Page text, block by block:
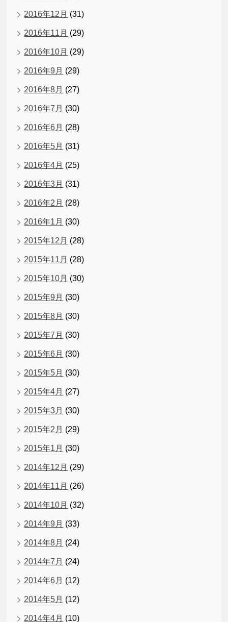
2016年12月 (31)
2016年11月 (29)
2016年10月 (29)
2016年9月 (29)
2016年8月 (27)
2016年7月 (30)
2016年6月 (28)
2016年5月 (31)
2016年4月 (25)
2016年3月 (31)
2016年2月 (28)
2016年1月 (30)
2015年12月 (28)
2015年11月 (28)
2015年10月 (30)
2015年9月 (30)
2015年8月 (30)
2015年7月 (30)
2015年6月 (30)
2015年5月 (30)
2015年4月 (27)
2015年3月 (30)
2015年2月 (29)
2015年1月 (30)
2014年12月 (29)
2014年11月 (26)
2014年10月 (32)
2014年9月 (33)
2014年8月 (24)
2014年7月 (24)
2014年6月 (12)
2014年5月 (12)
2014年4月 (10)